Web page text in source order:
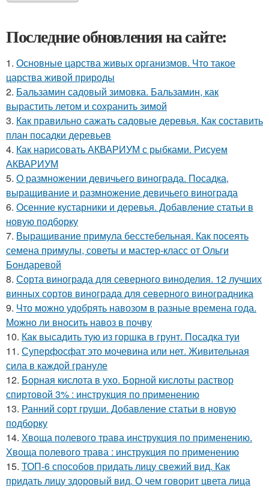
Последние обновления на сайте:
1. Основные царства живых организмов. Что такое
царства живой природы
2. Бальзамин садовый зимовка. Бальзамин, как
вырастить летом и сохранить зимой
3. Как правильно сажать садовые деревья. Как составить
план посадки деревьев
4. Как нарисовать АКВАРИУМ с рыбками. Рисуем
АКВАРИУМ
5. О размножении девичьего винограда. Посадка,
выращивание и размножение девичьего винограда
6. Осенние кустарники и деревья. Добавление статьи в
новую подборку
7. Выращивание примула бесстебельная. Как посеять
семена примулы, советы и мастер-класс от Ольги
Бондаревой
8. Сорта винограда для северного виноделия. 12 лучших
винных сортов винограда для северного виноградника
9. Что можно удобрять навозом в разные времена года.
Можно ли вносить навоз в почву
10. Как высадить тую из горшка в грунт. Посадка туи
11. Суперфосфат это мочевина или нет. Живительная
сила в каждой грануле
12. Борная кислота в ухо. Борной кислоты раствор
спиртовой 3% : инструкция по применению
13. Ранний сорт груши. Добавление статьи в новую
подборку
14. Хвоща полевого трава инструкция по применению.
Хвоща полевого трава : инструкция по применению
15. ТОП-6 способов придать лицу свежий вид. Как
придать лицу здоровый вид. О чем говорит цвета лица